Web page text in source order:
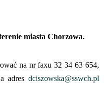
miasta Chorzowa.
na nr faxu 32 34 63 654,
adres dciszowska@sswch.pl